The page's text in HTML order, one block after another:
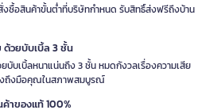
ซื้อสินค้าขั้นต่ำที่บริษัทกำหนด รับสิทธิ์ส่งฟรีถึงบ้าน
วยบับเบิ้ล 3 ชั้น
บับเบิ้ลหนาแน่นถึง 3 ชั้น หมดกังวลเรื่องความเสีย
งถึงมือคุณในสภาพสมบูรณ์
าของแท้ 100%